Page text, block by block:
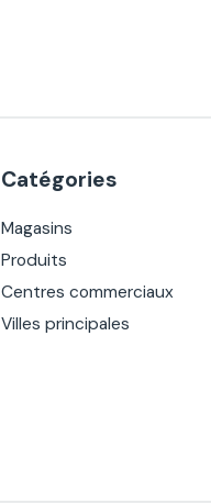
Catégories
Magasins
Produits
Centres commerciaux
Villes principales